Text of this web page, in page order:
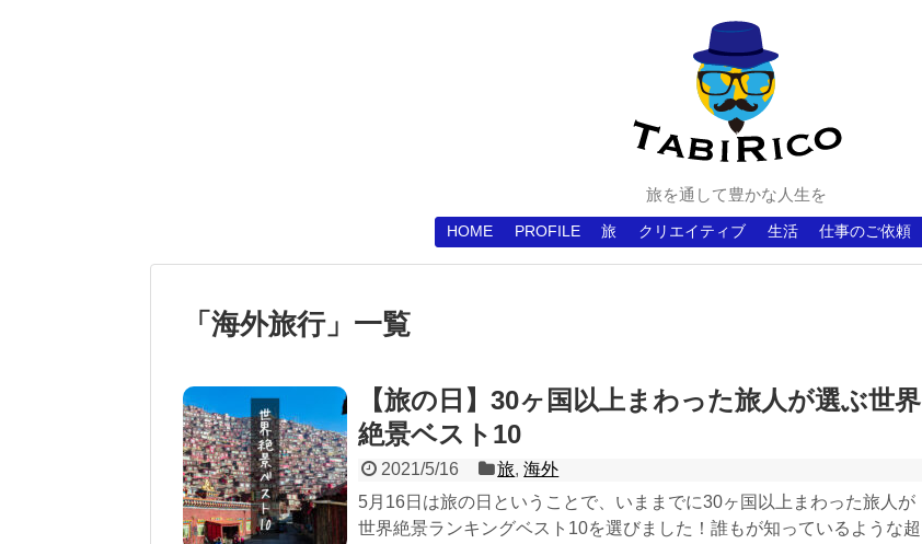
旅を通して豊かな人生を
HOME PROFILE 旅 クリエイティブ 生活 仕事のご依頼
「 海外旅行」 一覧
【旅の日】30ヶ国以上まわった旅人が選ぶ世界
絶景ベスト10
2021/5/16 旅,海外
5月16日は旅の日ということで、いままでに30ヶ国以上まわった旅人が
世界絶景ランキングベスト10を選びました！誰もが知っているような超